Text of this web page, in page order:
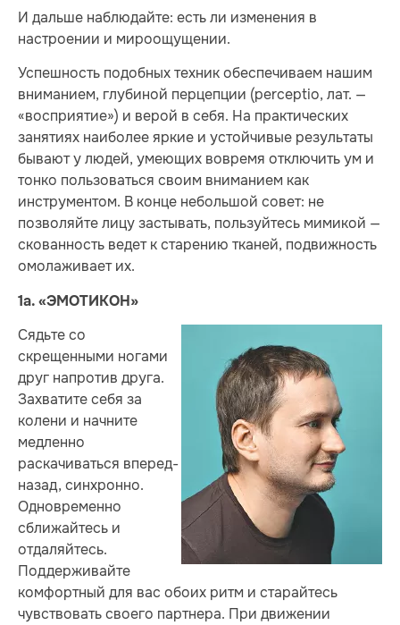
И дальше наблюдайте: есть ли изменения в
настроении и мироощущении.
Успешность подобных техник обеспечиваем нашим
вниманием, глубиной перцепции (perceptio, лат. —
«восприятие») и верой в себя. На практических
занятиях наиболее яркие и устойчивые результаты
бывают у людей, умеющих вовремя отключить ум и
тонко пользоваться своим вниманием как
инструментом. В конце небольшой совет: не
позволяйте лицу застывать, пользуйтесь мимикой —
скованность ведет к старению тканей, подвижность
омолаживает их.
1а. «ЭМОТИКОН»
Сядьте со
скрещенными ногами
друг напротив друга.
Захватите себя за
колени и начните
медленно
раскачиваться вперед-
назад, синхронно.
Одновременно
сближайтесь и
отдаляйтесь.
Поддерживайте
комфортный для вас обоих ритм и старайтесь
чувствовать своего партнера. При движении